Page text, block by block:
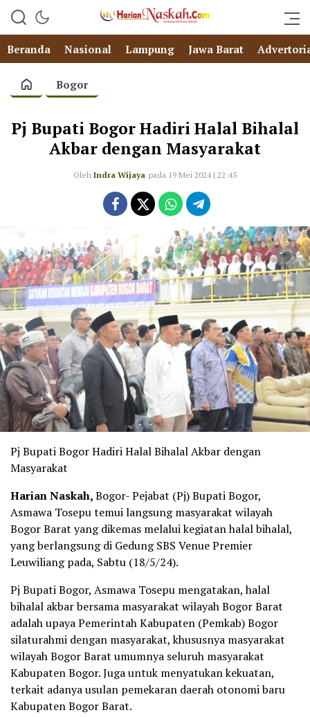
Beranda Nasional Lampung Jawa Barat
Bogor
Pj Bupati Bogor Hadiri Halal Bihalal
Akbar dengan Masyarakat
Oleh Indra Wijaya pada 19 Mei 2024 | 22:45
Pj Bupati Bogor Hadiri Halal Bihalal Akbar dengan
Masyarakat
Harian Naskah,Bogor- Pejabat (Pj) Bupati Bogor,
Asmawa Tosepu temui langsung masyarakat wilayah
Bogor Barat yang dikemas melalui kegiatan halal bihalal,
yang berlangsung di Gedung SBS Venue Premier
Leuwiliang pada, Sabtu (18/5/24).
Pj Bupati Bogor, Asmawa Tosepu mengatakan, halal
bihalal akbar bersama masyarakat wilayah Bogor Barat
adalah upaya Pemerintah Kabupaten (Pemkab) Bogor
silaturahmi dengan masyarakat, khususnya masyarakat
wilayah Bogor Barat umumnya seluruh masyarakat
Kabupaten Bogor. Juga untuk menyatukan kekuatan,
terkait adanya usulan pemekaran daerah otonomi baru
Kabupaten Bogor Barat.